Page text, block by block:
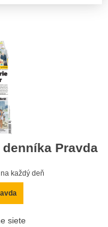
Pravda
každý deň
siete